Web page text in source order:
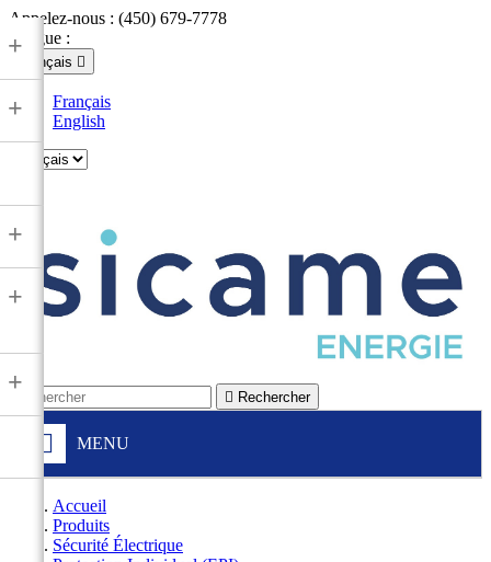
Appelez-nous : (450) 679-7778
Langue :
Français 
Français
English
 Rechercher
MENU
+
+
+
+
+
Accueil
Produits
Sécurité Électrique